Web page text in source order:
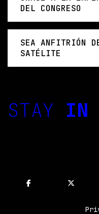
DEL CONGRESO
SEA ANFITRIÓN
SATÉLITE
STAY IN